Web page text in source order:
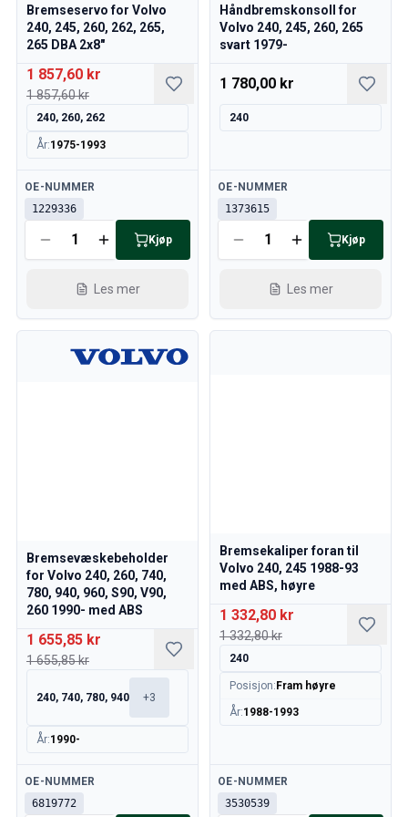
240/260 Motorregulering
240/260 Kjølesystem
240/260 Øvrig
Reservedeler til 740/760/780
740/760/780 Bremsesystem
700 Drivstoff-/avgassystem
700 Kjølesystem
Øvrig 740/760/780
740/760/780 Elsystem
740/760/780 Motorregulering
Varme-/Friskluftsanlegg 700
700 Motordeler
740/760/780 Karosseri
740/760/780 Interiør
850 Kjølesystem
850 Motordeler
850 Elsystem
850 Varmeanlegg
850 Styring/fjæring/oppheng
Reservedeler til 940/960
Elsystem
Drivstoff & Eksos
Felger & Dekk
Bremseservo for Volvo
240, 245, 260, 262, 265,
265 DBA 2x8"
1 857,60 kr
1 857,60 kr
240, 260, 262
År:1975-1993
Tilgjengelig
OE-NUMMER
1229336
Kjøp
Les mer
Håndbremskonsoll for
Volvo 240, 245, 260, 265
svart 1979-
1 780,00 kr
240
Tilgjengelig
OE-NUMMER
1373615
Kjøp
Les mer
Bremsevæskebeholder
for Volvo 240, 260, 740,
780, 940, 960, S90, V90,
260 1990- med ABS
1 655,85 kr
1 655,85 kr
240, 740, 780, 940 +3
År:1990-
Tilgjengelig
OE-NUMMER
6819772
Bremsekaliper foran til
Volvo 240, 245 1988-93
med ABS, høyre
1 332,80 kr
1 332,80 kr
240
Posisjon: Fram høyre
År:1988-1993
Tilgjengelig
OE-NUMMER
3530539